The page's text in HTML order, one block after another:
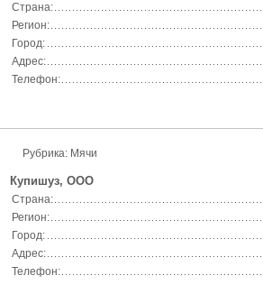
Страна:
Регион:
Город:
Адрес:
Телефон:
Рубрика: Мячи
Купишуз, ООО
Страна:
Регион:
Город:
Адрес:
Телефон: